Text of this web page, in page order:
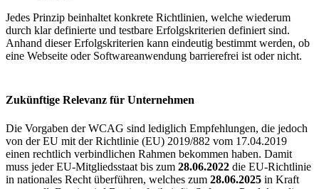
Jedes Prinzip beinhaltet konkrete Richtlinien, welche wiederum
durch klar definierte und testbare Erfolgskriterien definiert sind.
Anhand dieser Erfolgskriterien kann eindeutig bestimmt werden, ob
eine Webseite oder Softwareanwendung barrierefrei ist oder nicht.
Zukünftige Relevanz für Unternehmen
Die Vorgaben der WCAG sind lediglich Empfehlungen, die jedoch
von der EU mit der Richtlinie (EU) 2019/882 vom 17.04.2019
einen rechtlich verbindlichen Rahmen bekommen haben. Damit
muss jeder EU-Mitgliedsstaat bis zum 28.06.2022 die EU-Richtlinie
in nationales Recht überführen, welches zum 28.06.2025 in Kraft